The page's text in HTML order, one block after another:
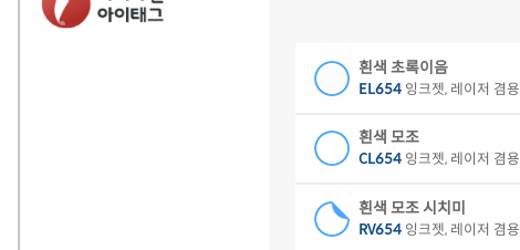
흰색 초록이음
EL654 잉크젯, 레이저 겸용
흰색 모조
CL654 잉크젯, 레이저 겸용
흰색 모조 시치미
RV654 잉크젯, 레이저 겸용